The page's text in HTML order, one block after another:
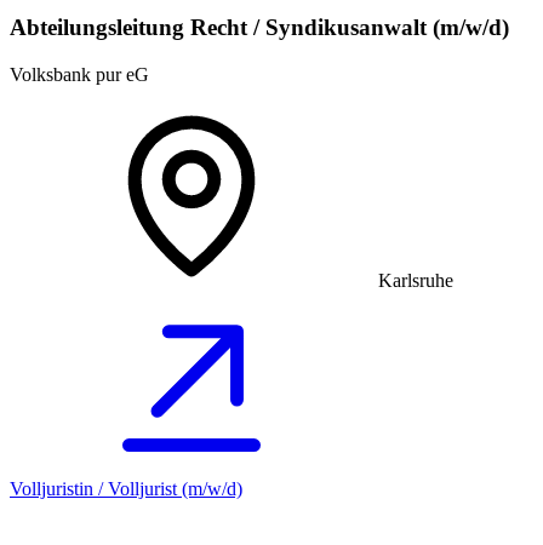
Abteilungsleitung Recht / Syndikusanwalt (m/w/d)
Volksbank pur eG
Karlsruhe
Volljuristin / Volljurist (m/w/d)